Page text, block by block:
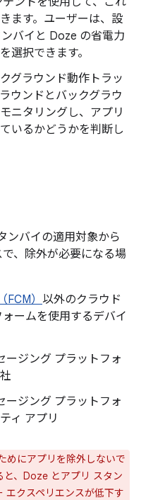
ます。ユーザーは、設
バイと Doze の省電力
選択できます。
グラウンド動作トラッ
ウンドとバックグラウ
ニタリングし、アプリ
いるかどうかを判断し
ンバイの適用対象から
、除外が必要になる場
） 以外のクラウド
ームを使用するデバイ
ージング プラットフォ
ージング プラットフォ
ィ アプリ
めにアプリを除外しないで
と、Doze とアプリ スタン
エクスペリエンスが低下す